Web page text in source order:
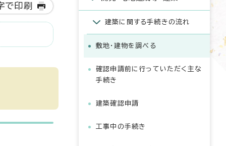
で印刷
建築に関する手続きの流れ
敷地・建物を調べる
確認申請前に行っていただく主な
手続き
建築確認申請
工事中の手続き